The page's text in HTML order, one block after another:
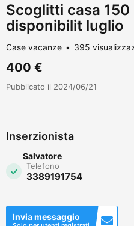
Scoglitti casa 150
disponibilit luglio
Case vacanze 395
400 €
Pubblicato il 2024/06/21
Inserzionista
Salvatore
Telefono
3389191754
Invia messaggio